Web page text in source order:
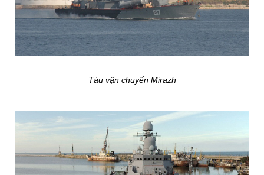
Tàu vận chuyển Mirazh